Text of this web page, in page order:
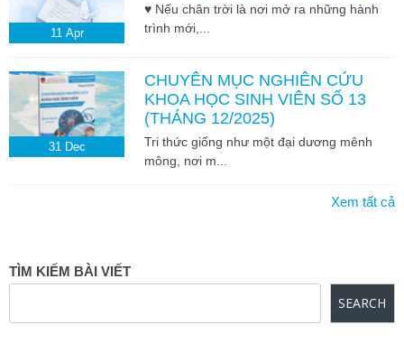
11 Apr
♥ Nếu chân trời là nơi mở ra những hành
trình mới,...
31 Dec
CHUYÊN MỤC NGHIÊN CỨU
KHOA HỌC SINH VIÊN SỐ 13
(THÁNG 12/2025)
Tri thức giống như một đại dương mênh
mông, nơi m...
Xem tất cả
TÌM KIẾM BÀI VIẾT
SEARCH